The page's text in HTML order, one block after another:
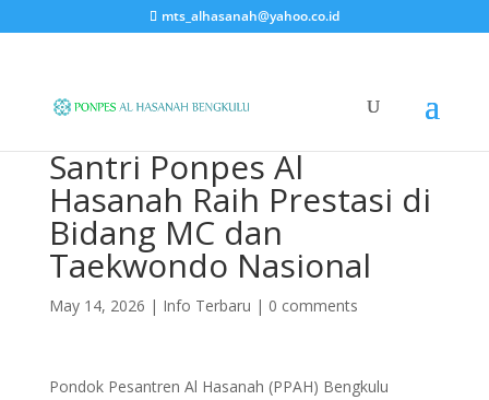
mts_alhasanah@yahoo.co.id
Santri Ponpes Al
Hasanah Raih Prestasi di
Bidang MC dan
Taekwondo Nasional
May 14, 2026 | Info Terbaru | 0 comments
Pondok Pesantren Al Hasanah (PPAH) Bengkulu